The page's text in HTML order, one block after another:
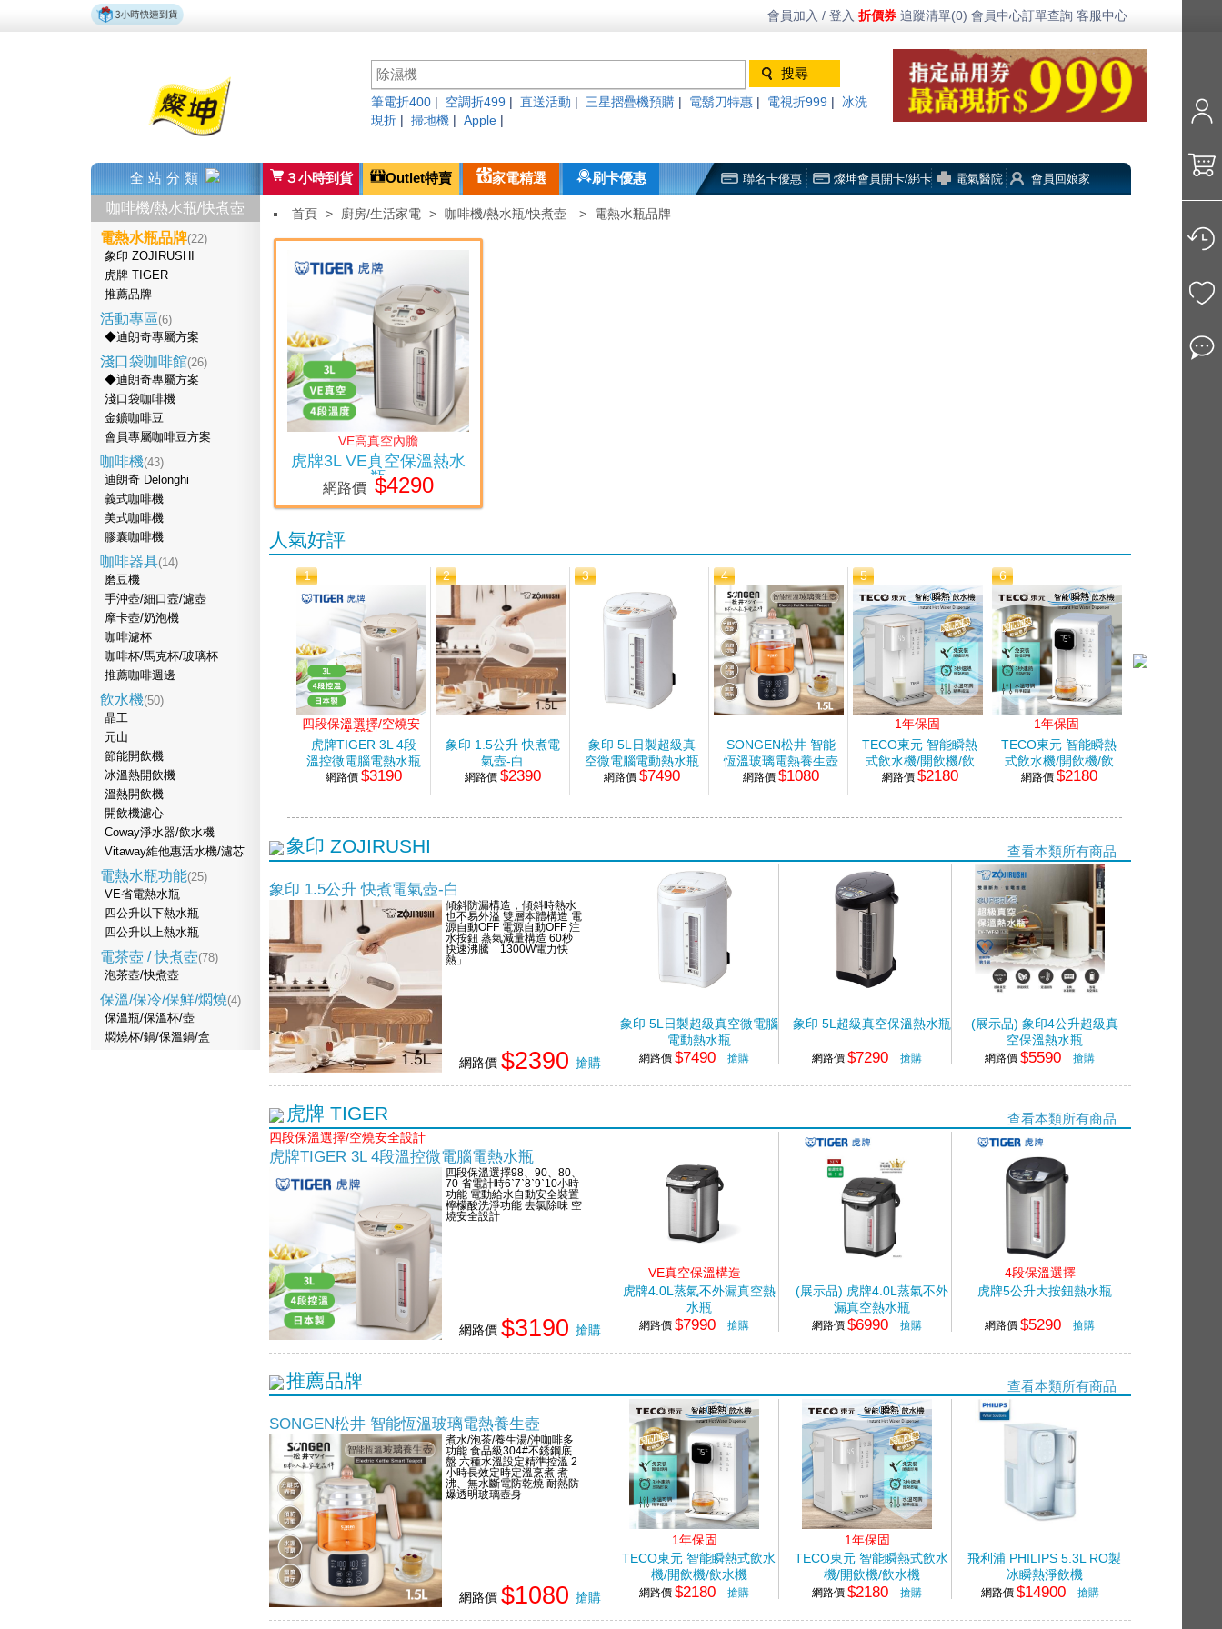
會員加入 / 登入 折價券 追蹤清單(0) 會員中心訂單查詢 客服中心
筆電折400 空調折499 直送活動 三星摺疊機預購 電鬍刀特惠 電視折999
冰洗
現折
掃地機 Apple
全站分類 ３小時到貨 Outlet特賣 家電精選 刷卡優惠 聯名卡優惠 燦坤會員開卡/綁卡 電氣醫院 會員回娘家
咖啡機/熱水瓶/快煮壺
電熱水瓶品牌(22)
象印 ZOJIRUSHI
虎牌 TIGER
推薦品牌
活動專區(6)
◆迪朗奇專屬方案
淺口袋咖啡館(26)
◆迪朗奇專屬方案
淺口袋咖啡機
金鑛咖啡豆
會員專屬咖啡豆方案
咖啡機(43)
迪朗奇 Delonghi
義式咖啡機
美式咖啡機
膠囊咖啡機
咖啡器具(14)
磨豆機
手沖壺/細口壼/濾壺
摩卡壺/奶泡機
咖啡濾杯
咖啡杯/馬克杯/玻璃杯
推薦咖啡週邊
飲水機(50)
晶工
元山
節能開飲機
冰溫熱開飲機
溫熱開飲機
開飲機濾心
Coway淨水器/飲水機
Vitaway維他惠活水機/濾芯
電熱水瓶功能(25)
VE省電熱水瓶
四公升以下熱水瓶
四公升以上熱水瓶
電茶壺 / 快煮壺(78)
泡茶壺/快煮壺
保溫/保冷/保鮮/燜燒(4)
保溫瓶/保溫杯/壺
燜燒杯/鍋/保溫鍋/盒
首頁 > 廚房/生活家電 > 咖啡機/熱水瓶/快煮壺 > 電熱水瓶品牌
VE高真空內膽
虎牌3L VE真空保溫熱水
瓶
網路價 $4290
人氣好評
1
四段保溫選擇/空燒安
全設計
虎牌TIGER 3L 4段
溫控微電腦電熱水瓶
網路價 $3190
2
象印 1.5公升 快煮電
氣壺-白
網路價 $2390
3
象印 5L日製超級真
空微電腦電動熱水瓶
網路價 $7490
4
SONGEN松井 智能
恆溫玻璃電熱養生壺
網路價 $1080
5
1年保固
TECO東元 智能瞬熱
式飲水機/開飲機/飲
水機
網路價 $2180
6
1年保固
TECO東元 智能瞬熱
式飲水機/開飲機/飲
水機
網路價 $2180
象印 ZOJIRUSHI 查看本類所有商品
象印 1.5公升 快煮電氣壺-白
傾斜防漏構造，傾斜時熱水
也不易外溢 雙層本體構造 電
源自動OFF 電源自動OFF 注
水按鈕 蒸氣減量構造 60秒
快速沸騰「1300W電力快
熱」
網路價 $2390 搶購
象印 5L日製超級真空微電腦
電動熱水瓶
網路價 $7490 搶購
象印 5L超級真空保溫熱水瓶
網路價 $7290 搶購
(展示品) 象印4公升超級真
空保溫熱水瓶
網路價 $5590 搶購
虎牌 TIGER 查看本類所有商品
四段保溫選擇/空燒安全設計
虎牌TIGER 3L 4段溫控微電腦電熱水瓶
四段保溫選擇98、90、80、
70 省電計時6ˋ7ˋ8ˋ9ˋ10小時
功能 電動給水自動安全裝置
檸檬酸洗淨功能 去氯除味 空
燒安全設計
網路價 $3190 搶購
VE真空保溫構造
虎牌4.0L蒸氣不外漏真空熱
水瓶
網路價 $7990 搶購
(展示品) 虎牌4.0L蒸氣不外
漏真空熱水瓶
網路價 $6990 搶購
4段保溫選擇
虎牌5公升大按鈕熱水瓶
網路價 $5290 搶購
推薦品牌 查看本類所有商品
SONGEN松井 智能恆溫玻璃電熱養生壺
煮水/泡茶/養生湯/沖咖啡多
功能 食品級304#不銹鋼底
盤 六種水溫設定精準控溫 2
小時長效定時定溫烹煮 煮
沸、無水斷電防乾燒 耐熱防
爆透明玻璃壺身
網路價 $1080 搶購
1年保固
TECO東元 智能瞬熱式飲水
機/開飲機/飲水機
網路價 $2180 搶購
1年保固
TECO東元 智能瞬熱式飲水
機/開飲機/飲水機
網路價 $2180 搶購
飛利浦 PHILIPS 5.3L RO製
冰瞬熱淨飲機
網路價 $14900 搶購